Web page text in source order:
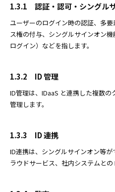
1.3.1 認証・認可・シングル
ユーザーのログイン時の認証、多
ス権の付与、シングルサインオン
ログイン）などを指します。
1.3.2 ID 管理
ID管理は、IDaaS と連携した複数
管理します。
1.3.3 ID 連携
ID連携は、シングルサインオン等
ラウドサービス、社内システムとの